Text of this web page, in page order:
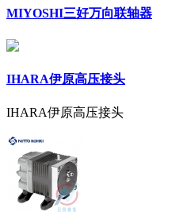
MIYOSHI三好万向联轴器
IHARA伊原高压接头
IHARA伊原高压接头